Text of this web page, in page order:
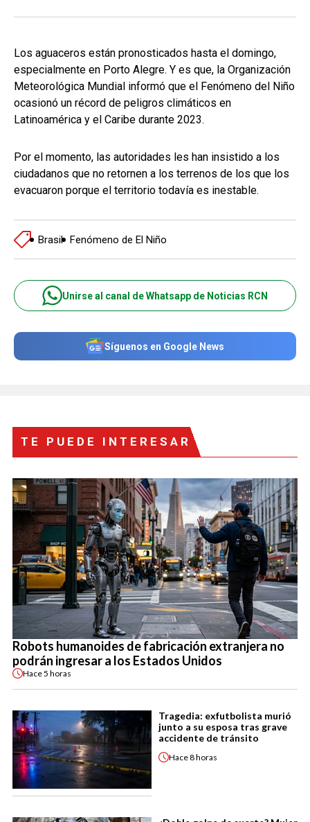
Los aguaceros están pronosticados hasta el domingo,
especialmente en Porto Alegre. Y es que, la Organización
Meteorológica Mundial informó que el Fenómeno del Niño
ocasionó un récord de peligros climáticos en
Latinoamérica y el Caribe durante 2023.
Por el momento, las autoridades les han insistido a los
ciudadanos que no retornen a los terrenos de los que los
evacuaron porque el territorio todavía es inestable.
Brasil Fenómeno de El Niño
Unirse al canal de Whatsapp de Noticias RCN
Síguenos en Google News
TE PUEDE INTERESAR
Robots humanoides de fabricación extranjera no
podrán ingresar a los Estados Unidos
Hace5 horas
Tragedia: exfutbolista murió
junto a su esposa tras grave
accidente de tránsito
Hace8 horas